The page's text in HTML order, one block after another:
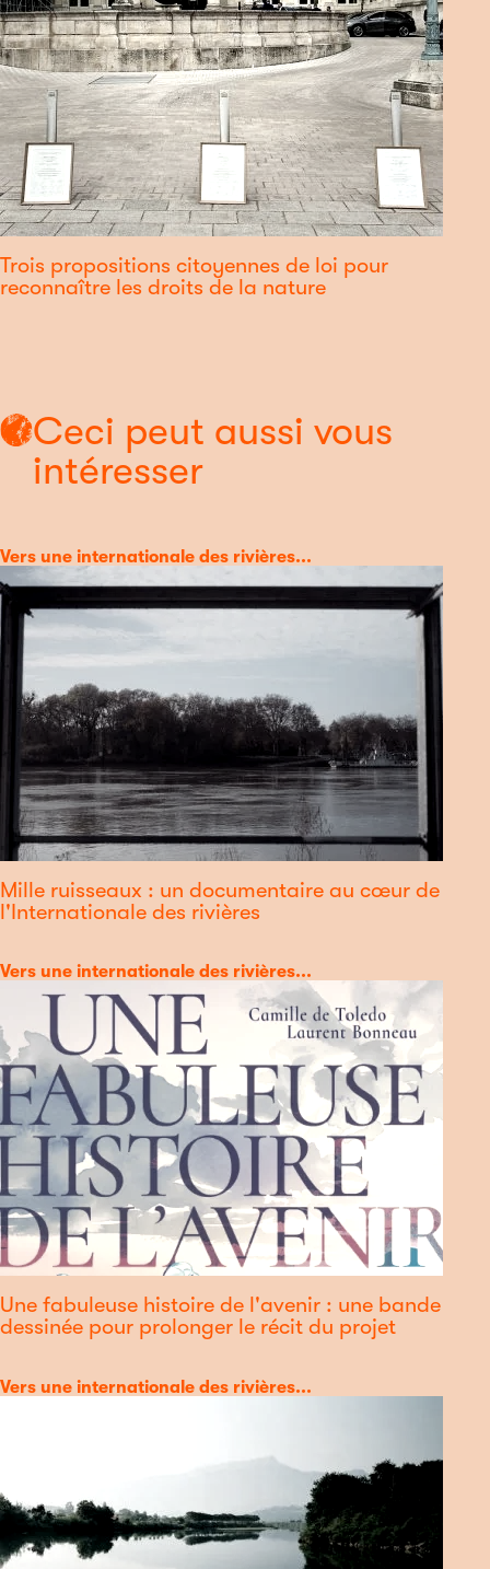
Trois propositions citoyennes de loi pour
reconnaître les droits de la nature
Ceci peut aussi vous
intéresser
Catégorie
Vers une internationale des rivières...
Mille ruisseaux : un documentaire au cœur de
l'Internationale des rivières
Catégorie
Vers une internationale des rivières...
Une fabuleuse histoire de l'avenir : une bande
dessinée pour prolonger le récit du projet
Catégorie
Vers une internationale des rivières...